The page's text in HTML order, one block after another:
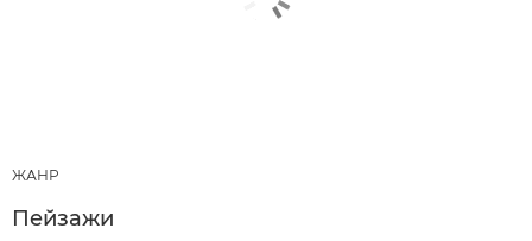
ЖАНР
Пейзажи